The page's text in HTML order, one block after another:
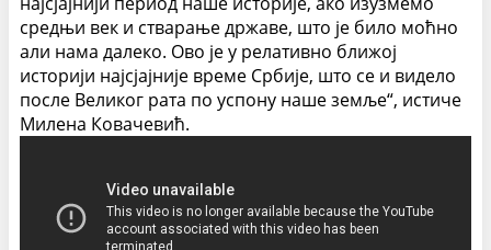
средњи век и стварање државе, што је било моћно
али нама далеко. Ово је у релативно ближој
историји најсјајније време Србије, што се и видело
после Великог рата по успону наше земље“, истиче
Милена Ковачевић.